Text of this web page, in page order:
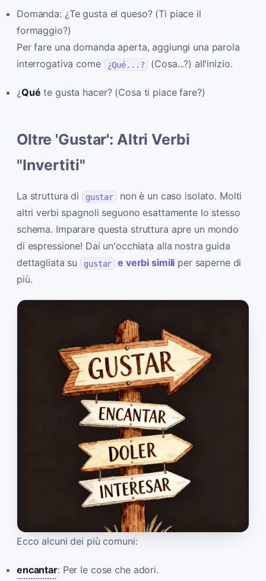
Domanda: ¿Te gusta el queso? (Ti piace il
formaggio?)
Per fare una domanda aperta, aggiungi una parola
interrogativa come
¿Qué...? (Cosa...?) all'inizio.
¿Qué te gusta hacer? (Cosa ti piace fare?)
Oltre 'Gustar': Altri Verbi
"Invertiti"
La struttura di gustar
non è un caso isolato. Molti
altri verbi spagnoli seguono esattamente lo stesso
schema. Imparare questa struttura apre un mondo
di espressione! Dai un'occhiata alla nostra guida
dettagliata su gustar e verbi simili per saperne di
più.
Ecco alcuni dei più comuni:
encantar: Per le cose che adori.